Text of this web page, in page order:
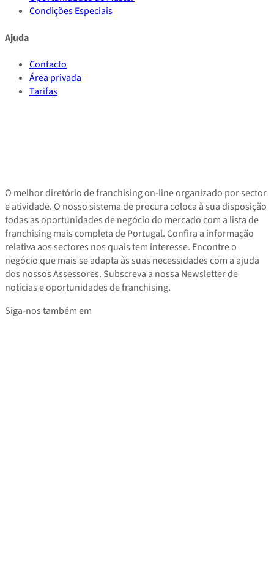
Condições Especiais
Ajuda
Contacto
Área privada
Tarifas
O melhor diretório de franchising on-line organizado por sector
e atividade. O nosso sistema de procura coloca à sua disposição
todas as oportunidades de negócio do mercado com a lista de
franchising mais completa de Portugal. Confira a informação
relativa aos sectores nos quais tem interesse. Encontre o
negócio que mais se adapta às suas necessidades com a ajuda
dos nossos Assessores. Subscreva a nossa Newsletter de
notícias e oportunidades de franchising.
Siga-nos também em